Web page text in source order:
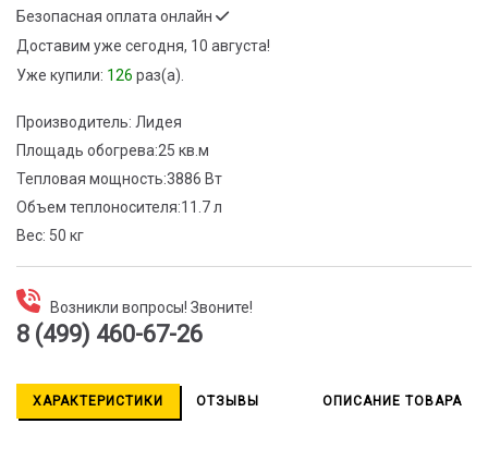
Безопасная оплата онлайн
Доставим уже сегодня, 10 августа!
Уже купили: 126 раз(a).
Производитель: Лидея
Площадь обогрева:25 кв.м
Тепловая мощность:3886 Вт
Объем теплоносителя:11.7 л
Вес: 50 кг
Возникли вопросы! Звоните!
8 (499) 460-67-26
ХАРАКТЕРИСТИКИ ОТЗЫВЫ ОПИСАНИЕ ТОВАРА